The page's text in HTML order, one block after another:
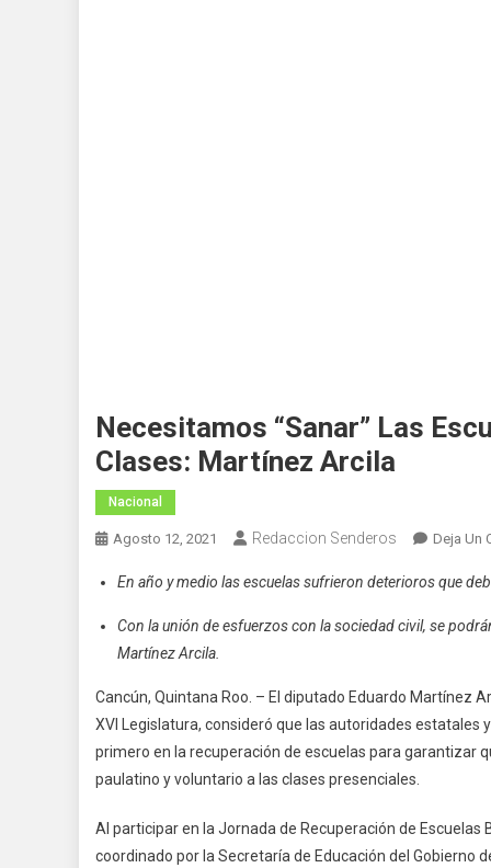
Necesitamos “sanar” Las
Clases: Martínez Arcila
Nacional
Agosto 12, 2021 Redaccion Senderos Deja Un
En año y medio las escuelas sufrieron deterioros que
Con la unión de esfuerzos con la sociedad civil, se
Martínez Arcila.
Cancún, Quintana Roo. – El diputado Eduardo Martínez
XVI Legislatura, consideró que las autoridades estatales
primero en la recuperación de escuelas para garantizar
paulatino y voluntario a las clases presenciales.
Al participar en la Jornada de Recuperación de Escuelas
coordinado por la Secretaría de Educación del Gobierno